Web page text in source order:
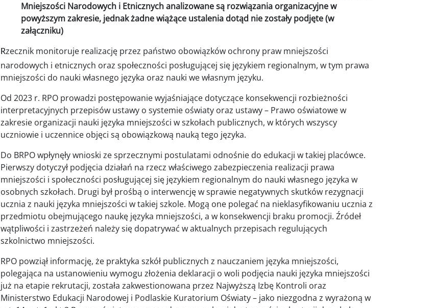
Mniejszości Narodowych i Etnicznych analizowane są rozwiązania organizacyjne w
powyższym zakresie, jednak żadne wiążące ustalenia dotąd nie zostały podjęte (w
załączniku)
Rzecznik monitoruje realizację przez państwo obowiązków ochrony praw mniejszości
narodowych i etnicznych oraz społeczności posługującej się językiem regionalnym, w tym prawa
mniejszości do nauki własnego języka oraz nauki we własnym języku.
Od 2023 r. RPO prowadzi postępowanie wyjaśniające dotyczące konsekwencji rozbieżności
interpretacyjnych przepisów ustawy o systemie oświaty oraz ustawy – Prawo oświatowe w
zakresie organizacji nauki języka mniejszości w szkołach publicznych, w których wszyscy
uczniowie i uczennice objęci są obowiązkową nauką tego języka.
Do BRPO wpłynęły wnioski ze sprzecznymi postulatami odnośnie do edukacji w takiej placówce.
Pierwszy dotyczył podjęcia działań na rzecz właściwego zabezpieczenia realizacji prawa
mniejszości i społeczności posługującej się językiem regionalnym do nauki własnego języka w
osobnych szkołach. Drugi był prośbą o interwencję w sprawie negatywnych skutków rezygnacji
ucznia z nauki języka mniejszości w takiej szkole. Mogą one polegać na nieklasyfikowaniu ucznia z
przedmiotu obejmującego naukę języka mniejszości, a w konsekwencji braku promocji. Źródeł
wątpliwości i zastrzeżeń należy się dopatrywać w aktualnych przepisach regulujących
szkolnictwo mniejszości.
RPO powziął informację, że praktyka szkół publicznych z nauczaniem języka mniejszości,
polegająca na ustanowieniu wymogu złożenia deklaracji o woli podjęcia nauki języka mniejszości
już na etapie rekrutacji, została zakwestionowana przez Najwyższą Izbę Kontroli oraz
Ministerstwo Edukacji Narodowej i Podlaskie Kuratorium Oświaty – jako niezgodna z wyrażoną w